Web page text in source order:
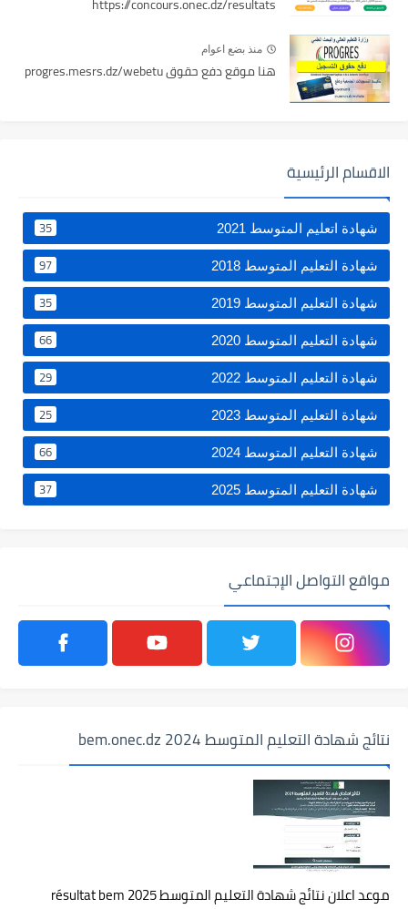
منذ بضع اعوام
هنا موقع دفع حقوق progres.mesrs.dz/webetu
الاقسام الرئيسية
شهادة اتعليم المتوسط 2021 35
شهادة التعليم المتوسط 2018 97
شهادة التعليم المتوسط 2019 35
شهادة التعليم المتوسط 2020 66
شهادة التعليم المتوسط 2022 29
شهادة التعليم المتوسط 2023 25
شهادة التعليم المتوسط 2024 66
شهادة التعليم المتوسط 2025 37
مواقع التواصل الإجتماعي
نتائج شهادة التعليم المتوسط 2024 bem.onec.dz
موعد اعلان نتائج شهادة التعليم المتوسط 2025 résultat bem